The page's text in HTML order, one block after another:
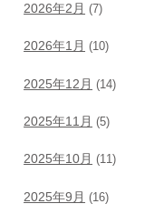
2026年2月 (7)
2026年1月 (10)
2025年12月 (14)
2025年11月 (5)
2025年10月 (11)
2025年9月 (16)